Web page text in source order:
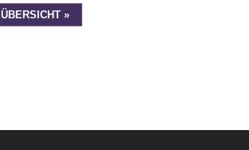
ÜBERSICHT »